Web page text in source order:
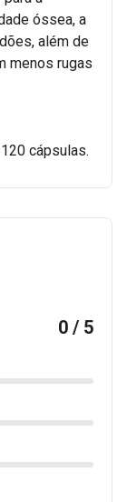
óssea, a
além de
menos rugas
cápsulas.
0 / 5